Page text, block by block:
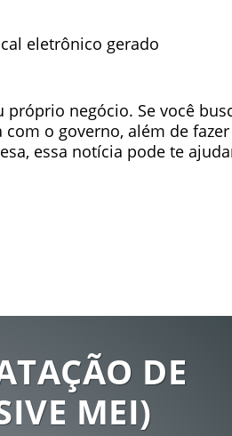
eletrônico gerado
próprio negócio. Se você
o governo, além de fazer
essa notícia pode te
DE
MEI)